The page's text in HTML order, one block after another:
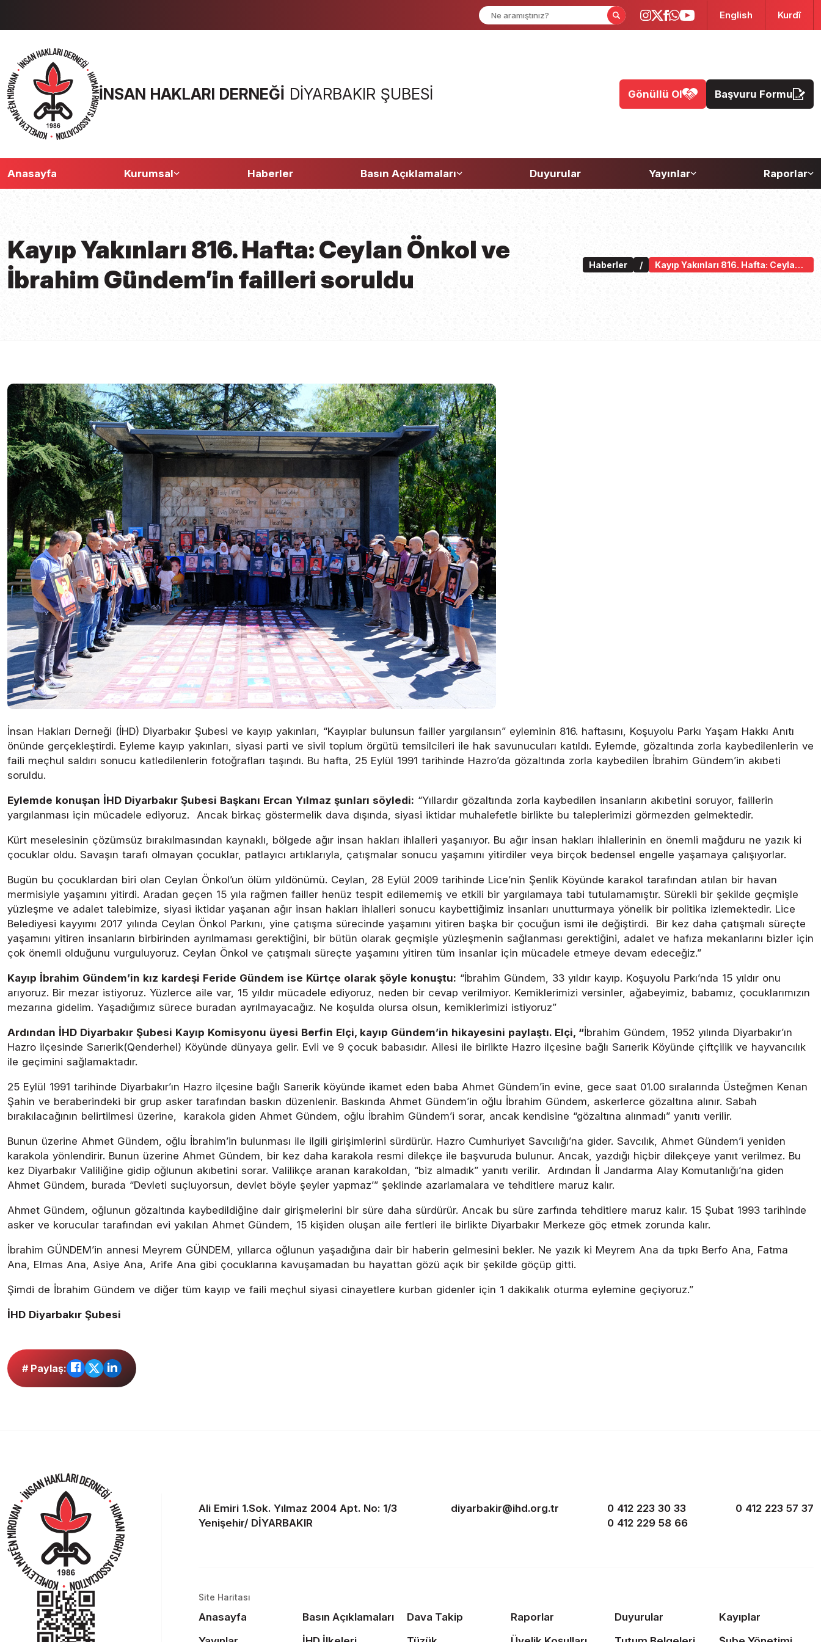
English Kurdî
İNSAN HAKLARI DERNEĞI DIYARBAKIR ŞUBESI Gönüllü Ol Başvuru Formu
Anasayfa Kurumsal Haberler Basın Açıklamaları Duyurular Yayınlar Raporlar
Kayıp Yakınları 816. Hafta: Ceylan Önkol ve
İbrahim Gündem’in failleri soruldu
Haberler /
Kayıp Yakınları 816. Hafta: Ceylan
Önkol ve İbrahim Gündem’in failleri
İnsan Hakları Derneği (İHD) Diyarbakır Şubesi ve kayıp yakınları, “Kayıplar bulunsun failler yargılansın” eyleminin 816. haftasını, Koşuyolu Parkı Yaşam Hakkı Anıtı
önünde gerçekleştirdi. Eyleme kayıp yakınları, siyasi parti ve sivil toplum örgütü temsilcileri ile hak savunucuları katıldı. Eylemde, gözaltında zorla kaybedilenlerin ve
faili meçhul saldırı sonucu katledilenlerin fotoğrafları taşındı. Bu hafta, 25 Eylül 1991 tarihinde Hazro’da gözaltında zorla kaybedilen İbrahim Gündem’in akıbeti
soruldu.
Eylemde konuşan İHD Diyarbakır Şubesi Başkanı Ercan Yılmaz şunları söyledi: “Yıllardır gözaltında zorla kaybedilen insanların akıbetini soruyor, faillerin
yargılanması için mücadele ediyoruz. Ancak birkaç göstermelik dava dışında, siyasi iktidar muhalefetle birlikte bu taleplerimizi görmezden gelmektedir.
Kürt meselesinin çözümsüz bırakılmasından kaynaklı, bölgede ağır insan hakları ihlalleri yaşanıyor. Bu ağır insan hakları ihlallerinin en önemli mağduru ne yazık ki
çocuklar oldu. Savaşın tarafı olmayan çocuklar, patlayıcı artıklarıyla, çatışmalar sonucu yaşamını yitirdiler veya birçok bedensel engelle yaşamaya çalışıyorlar.
Bugün bu çocuklardan biri olan Ceylan Önkol’un ölüm yıldönümü. Ceylan, 28 Eylül 2009 tarihinde Lice’nin Şenlik Köyünde karakol tarafından atılan bir havan
mermisiyle yaşamını yitirdi. Aradan geçen 15 yıla rağmen failler henüz tespit edilememiş ve etkili bir yargılamaya tabi tutulamamıştır. Sürekli bir şekilde geçmişle
yüzleşme ve adalet talebimize, siyasi iktidar yaşanan ağır insan hakları ihlalleri sonucu kaybettiğimiz insanları unutturmaya yönelik bir politika izlemektedir. Lice
Belediyesi kayyımı 2017 yılında Ceylan Önkol Parkını, yine çatışma sürecinde yaşamını yitiren başka bir çocuğun ismi ile değiştirdi. Bir kez daha çatışmalı süreçte
yaşamını yitiren insanların birbirinden ayrılmaması gerektiğini, bir bütün olarak geçmişle yüzleşmenin sağlanması gerektiğini, adalet ve hafıza mekanlarını bizler için
çok önemli olduğunu vurguluyoruz. Ceylan Önkol ve çatışmalı süreçte yaşamını yitiren tüm insanlar için mücadele etmeye devam edeceğiz.”
Kayıp İbrahim Gündem’in kız kardeşi Feride Gündem ise Kürtçe olarak şöyle konuştu: “İbrahim Gündem, 33 yıldır kayıp. Koşuyolu Parkı’nda 15 yıldır onu
arıyoruz. Bir mezar istiyoruz. Yüzlerce aile var, 15 yıldır mücadele ediyoruz, neden bir cevap verilmiyor. Kemiklerimizi versinler, ağabeyimiz, babamız, çocuklarımızın
mezarına gidelim. Yaşadığımız sürece buradan ayrılmayacağız. Ne koşulda olursa olsun, kemiklerimizi istiyoruz”
Ardından İHD Diyarbakır Şubesi Kayıp Komisyonu üyesi Berfin Elçi, kayıp Gündem’in hikayesini paylaştı. Elçi, “İbrahim Gündem, 1952 yılında Diyarbakır’ın
Hazro ilçesinde Sarıerik(Qenderhel) Köyünde dünyaya gelir. Evli ve 9 çocuk babasıdır. Ailesi ile birlikte Hazro ilçesine bağlı Sarıerik Köyünde çiftçilik ve hayvancılık
ile geçimini sağlamaktadır.
25 Eylül 1991 tarihinde Diyarbakır’ın Hazro ilçesine bağlı Sarıerik köyünde ikamet eden baba Ahmet Gündem’in evine, gece saat 01.00 sıralarında Üsteğmen Kenan
Şahin ve beraberindeki bir grup asker tarafından baskın düzenlenir. Baskında Ahmet Gündem’in oğlu İbrahim Gündem, askerlerce gözaltına alınır. Sabah
bırakılacağının belirtilmesi üzerine, karakola giden Ahmet Gündem, oğlu İbrahim Gündem’i sorar, ancak kendisine “gözaltına alınmadı” yanıtı verilir.
Bunun üzerine Ahmet Gündem, oğlu İbrahim’in bulunması ile ilgili girişimlerini sürdürür. Hazro Cumhuriyet Savcılığı’na gider. Savcılık, Ahmet Gündem’i yeniden
karakola yönlendirir. Bunun üzerine Ahmet Gündem, bir kez daha karakola resmi dilekçe ile başvuruda bulunur. Ancak, yazdığı hiçbir dilekçeye yanıt verilmez. Bu
kez Diyarbakır Valiliğine gidip oğlunun akıbetini sorar. Valilikçe aranan karakoldan, “biz almadık” yanıtı verilir. Ardından İl Jandarma Alay Komutanlığı’na giden
Ahmet Gündem, burada “Devleti suçluyorsun, devlet böyle şeyler yapmaz’” şeklinde azarlamalara ve tehditlere maruz kalır.
Ahmet Gündem, oğlunun gözaltında kaybedildiğine dair girişmelerini bir süre daha sürdürür. Ancak bu süre zarfında tehditlere maruz kalır. 15 Şubat 1993 tarihinde
asker ve korucular tarafından evi yakılan Ahmet Gündem, 15 kişiden oluşan aile fertleri ile birlikte Diyarbakır Merkeze göç etmek zorunda kalır.
İbrahim GÜNDEM’in annesi Meyrem GÜNDEM, yıllarca oğlunun yaşadığına dair bir haberin gelmesini bekler. Ne yazık ki Meyrem Ana da tıpkı Berfo Ana, Fatma
Ana, Elmas Ana, Asiye Ana, Arife Ana gibi çocuklarına kavuşamadan bu hayattan gözü açık bir şekilde göçüp gitti.
Şimdi de İbrahim Gündem ve diğer tüm kayıp ve faili meçhul siyasi cinayetlere kurban gidenler için 1 dakikalık oturma eylemine geçiyoruz.”
İHD Diyarbakır Şubesi
# Paylaş:
Ali Emiri 1.Sok. Yılmaz 2004 Apt. No: 1/3
Yenişehir/ DİYARBAKIR
diyarbakir@ihd.org.tr
0 412 223 30 33
0 412 229 58 66
0 412 223 57 37
Site Haritası
Anasayfa Basın Açıklamaları Dava Takip Raporlar Duyurular
Kayıplar